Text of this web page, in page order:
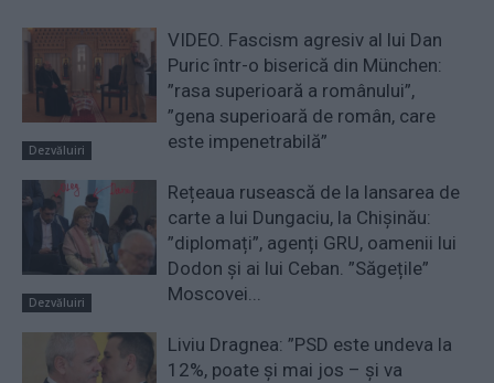
Dezvăluiri
VIDEO. Fascism agresiv al lui Dan
Puric într-o biserică din München:
”rasa superioară a românului”,
”gena superioară de român, care
este impenetrabilă”
Dezvăluiri
Rețeaua rusească de la lansarea de
carte a lui Dungaciu, la Chișinău:
”diplomați”, agenți GRU, oamenii lui
Dodon și ai lui Ceban. ”Săgețile”
Moscovei...
Liviu Dragnea: ”PSD este undeva la
12%, poate și mai jos – și va